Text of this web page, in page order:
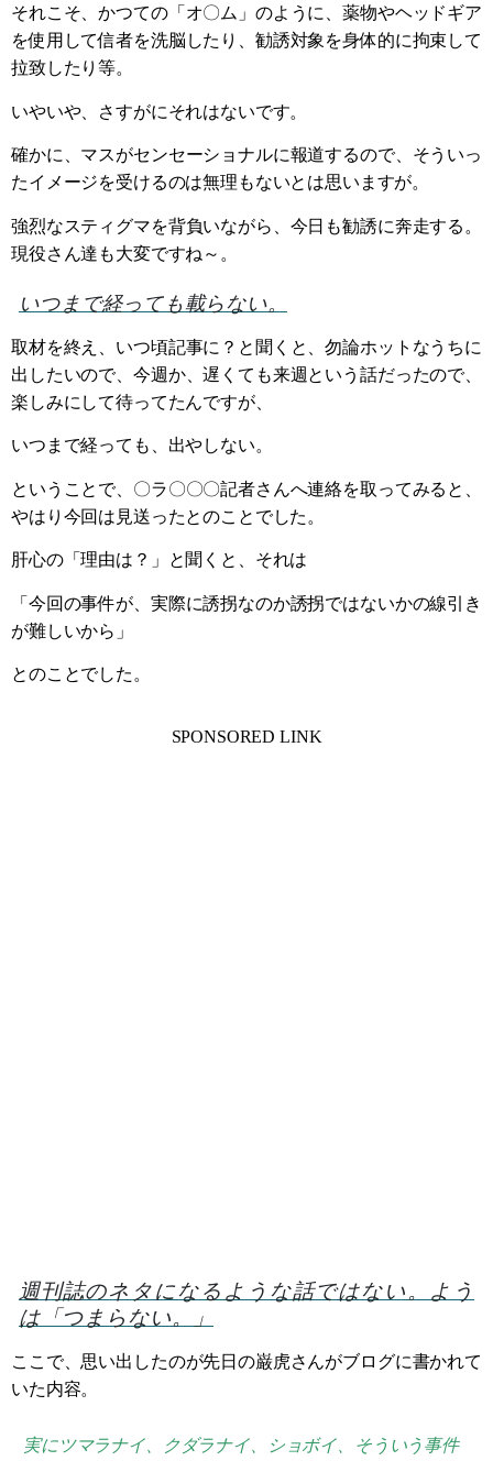
それこそ、かつての「オ〇ム」のように、薬物やヘッドギア
を使用して信者を洗脳したり、勧誘対象を身体的に拘束して
拉致したり等。
いやいや、さすがにそれはないです。
確かに、マスがセンセーショナルに報道するので、そういっ
たイメージを受けるのは無理もないとは思いますが。
強烈なスティグマを背負いながら、今日も勧誘に奔走する。
現役さん達も大変ですね～。
いつまで経っても載らない。
取材を終え、いつ頃記事に？と聞くと、勿論ホットなうちに
出したいので、今週か、遅くても来週という話だったので、
楽しみにして待ってたんですが、
いつまで経っても、出やしない。
ということで、〇ラ〇〇〇記者さんへ連絡を取ってみると、
やはり今回は見送ったとのことでした。
肝心の「理由は？」と聞くと、それは
「今回の事件が、実際に誘拐なのか誘拐ではないかの線引き
が難しいから」
とのことでした。
SPONSORED LINK
週刊誌のネタになるような話ではない。よう
は「つまらない。」
ここで、思い出したのが先日の巌虎さんがブログに書かれて
いた内容。
実にツマラナイ、クダラナイ、ショボイ、そういう事件